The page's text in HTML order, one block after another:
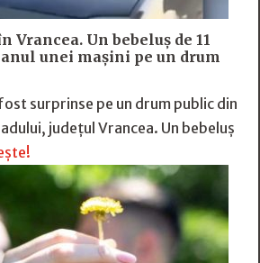
Vrancea. Un bebeluș de 11
unei mașini pe un drum
surprinse pe un drum public din
județul Vrancea. Un bebeluș